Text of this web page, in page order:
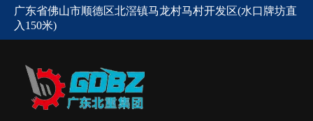
广东省佛山市顺德区北滘镇马龙村马村开发区(水口牌坊直
入150米)